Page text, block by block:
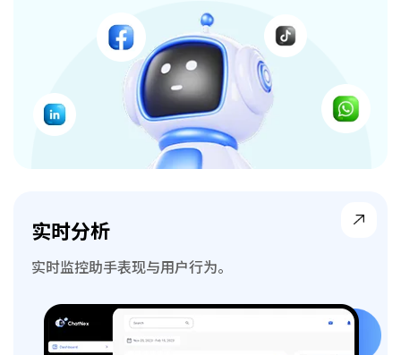
实时分析
实时监控助手表现与用户行为。